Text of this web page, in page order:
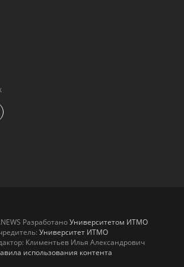
РазработаноУниверситетом ИТМО
Университет ИТМО
Климентьев Илья Александрович
использования контента